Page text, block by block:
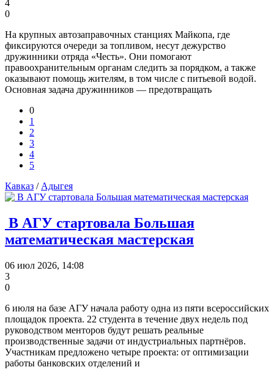
4
0
На крупных автозаправочных станциях Майкопа, где
фиксируются очереди за топливом, несут дежурство
дружинники отряда «Честь». Они помогают
правоохранительным органам следить за порядком, а также
оказывают помощь жителям, в том числе с питьевой водой.
Основная задача дружинников — предотвращать
0
1
2
3
4
5
Кавказ /Адыгея
В АГУ стартовала Большая
математическая мастерская
06 июл 2026, 14:08
3
0
6 июля на базе АГУ начала работу одна из пяти всероссийских
площадок проекта. 22 студента в течение двух недель под
руководством менторов будут решать реальные
производственные задачи от индустриальных партнёров.
Участникам предложено четыре проекта: от оптимизации
работы банковских отделений и